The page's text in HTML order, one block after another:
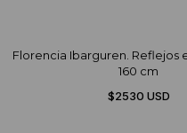
Florencia Ibarguren. Reflejos
160 cm
$2530 USD